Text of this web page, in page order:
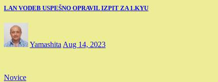
LAN VODEB USPEŠNO OPRAVIL IZPIT ZA 1.KYU
Yamashita Aug 14, 2023
Novice